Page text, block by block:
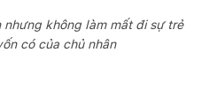
không làm mất đi sự trẻ
có của chủ nhân